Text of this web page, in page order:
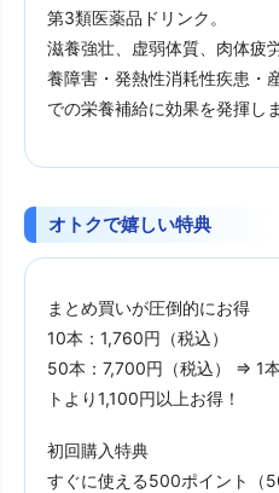
第3類医薬品ドリンク。
滋養強壮、虚弱体質、肉体疲
養障害・発熱性消耗性疾患・
での栄養補給に効果を発揮しま
オトクで嬉しい特典
まとめ買いが圧倒的にお得
10本：1,760円（税込）
50本：7,700円（税込） ⇒ 1
トより1,100円以上お得！
初回購入特典
すぐに使える500ポイント（